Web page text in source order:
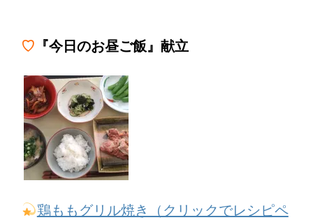
♡ 『今日のお昼ご飯』献立
鶏ももグリル焼き（クリックでレシピペ